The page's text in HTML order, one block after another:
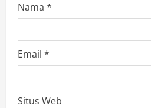
Nama *
Email *
Situs Web